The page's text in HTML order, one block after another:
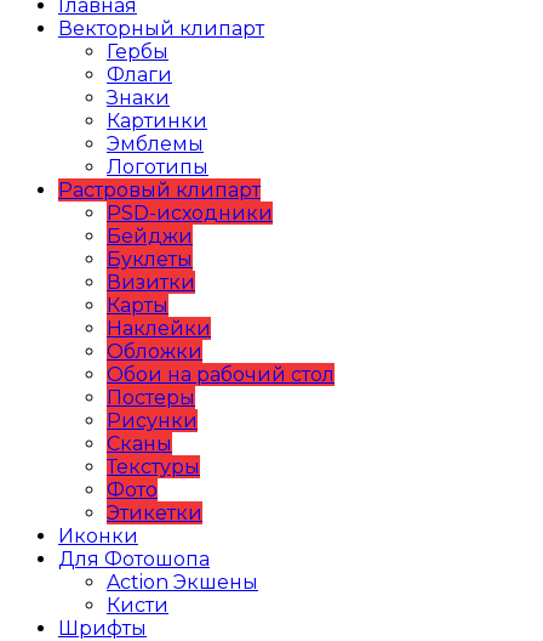
Главная
Векторный клипарт
Гербы
Флаги
Знаки
Картинки
Эмблемы
Логотипы
Растровый клипарт
PSD-исходники
Бейджи
Буклеты
Визитки
Карты
Наклейки
Обложки
Обои на рабочий стол
Постеры
Рисунки
Сканы
Текстуры
Фото
Этикетки
Иконки
Для Фотошопа
Action Экшены
Кисти
Шрифты